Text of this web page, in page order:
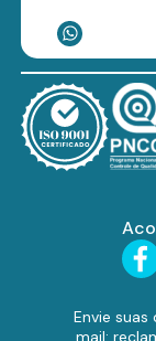
Envie
mail: